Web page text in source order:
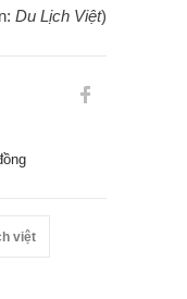
Du Lịch Việt)
việt